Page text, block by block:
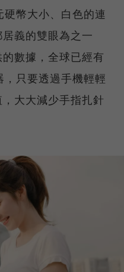
幣大小、白色的連
義的雙眼為之一
數據，全球已經有
只要透過手機輕輕
大大減少手指扎針